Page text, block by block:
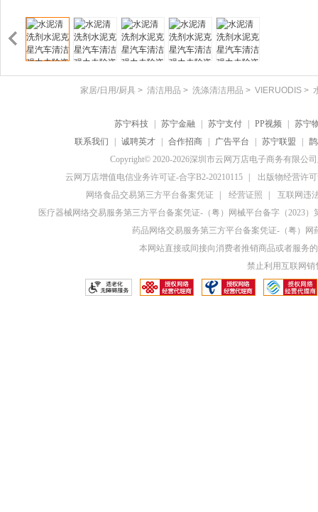
家居/日用/厨具 > 清洁用品 > 洗涤清洁用品 > VIERUODIS >
苏宁科技 苏宁金融 苏宁支付 PP视频
苏宁
联系我们
诚聘英才 合作招商 广告平台 苏宁联盟
Copyright© 2020-2026深圳市云网万店电子商务有限公
云网万店增值电信业务许可证-合字B2-20210115
出版物经营许
网络食品交易第三方平台备案凭证
经营证照
互联网违
医疗器械网络交易服务第三方平台备案凭证-（粤）网械平台备字（2023）
药品网络交易服务第三方平台备案凭证-（粤）网
本网站直接或间接向消费者推销商品或者服务
禁止利用互联网销